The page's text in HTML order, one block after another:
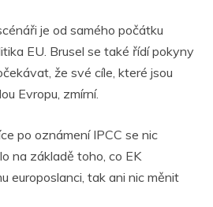
n
m
je od samého počátku
EU. Brusel se také řídí pokyny
že své cíle, které jsou
Evropu, zmírní.
po oznámení IPCC se nic
na základě toho, co EK
europoslanci, tak ani nic měnit